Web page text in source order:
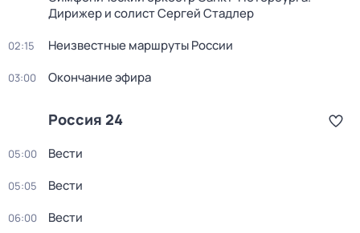
Дирижер и солист Сергей Стадлер
02:15 Неизвестные маршруты России
03:00 Окончание эфира
Россия 24
05:00 Вести
05:05 Вести
06:00 Вести